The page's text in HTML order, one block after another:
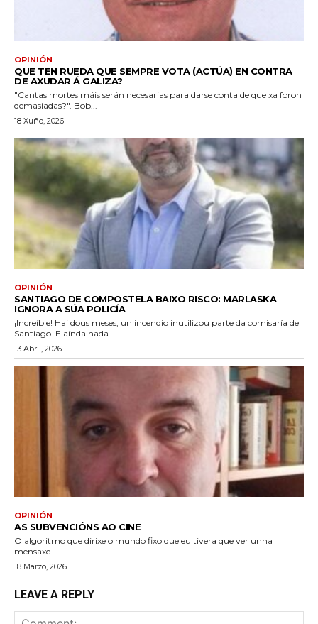
OPINIÓN
QUE TEN RUEDA QUE SEMPRE VOTA (ACTÚA) EN CONTRA
DE AXUDAR Á GALIZA?
"Cantas mortes máis serán necesarias para darse conta de que xa foron
demasiadas?". Bob...
18 Xuño, 2026
OPINIÓN
SANTIAGO DE COMPOSTELA BAIXO RISCO: MARLASKA
IGNORA A SÚA POLICÍA
¡Increíble! Hai dous meses, un incendio inutilizou parte da comisaría de
Santiago. E aínda nada...
13 Abril, 2026
OPINIÓN
AS SUBVENCIÓNS AO CINE
O algoritmo que dirixe o mundo fixo que eu tivera que ver unha
mensaxe...
18 Marzo, 2026
LEAVE A REPLY